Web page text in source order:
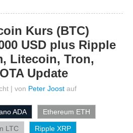
Kurs (BTC)
USD plus Ripple
Litecoin, Tron,
Update
| von Peter Joost auf
ADA Ethereum ETH
LTC Ripple XRP